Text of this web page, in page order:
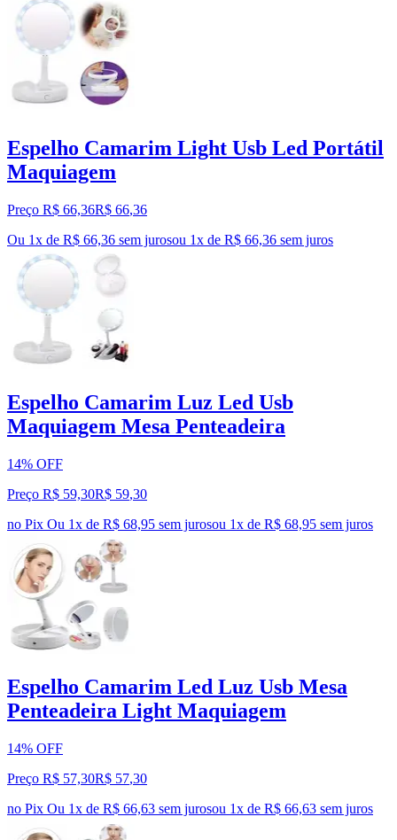
Espelho Camarim Light Usb Led Portátil
Maquiagem
Preço R$ 66,36R$ 66,36
Ou 1x de R$ 66,36 sem jurosou 1x de R$ 66,36 sem juros
Espelho Camarim Luz Led Usb
Maquiagem Mesa Penteadeira
14% OFF
Preço R$ 59,30R$ 59,30
no Pix Ou 1x de R$ 68,95 sem jurosou 1x de R$ 68,95 sem juros
Espelho Camarim Led Luz Usb Mesa
Penteadeira Light Maquiagem
14% OFF
Preço R$ 57,30R$ 57,30
no Pix Ou 1x de R$ 66,63 sem jurosou 1x de R$ 66,63 sem juros